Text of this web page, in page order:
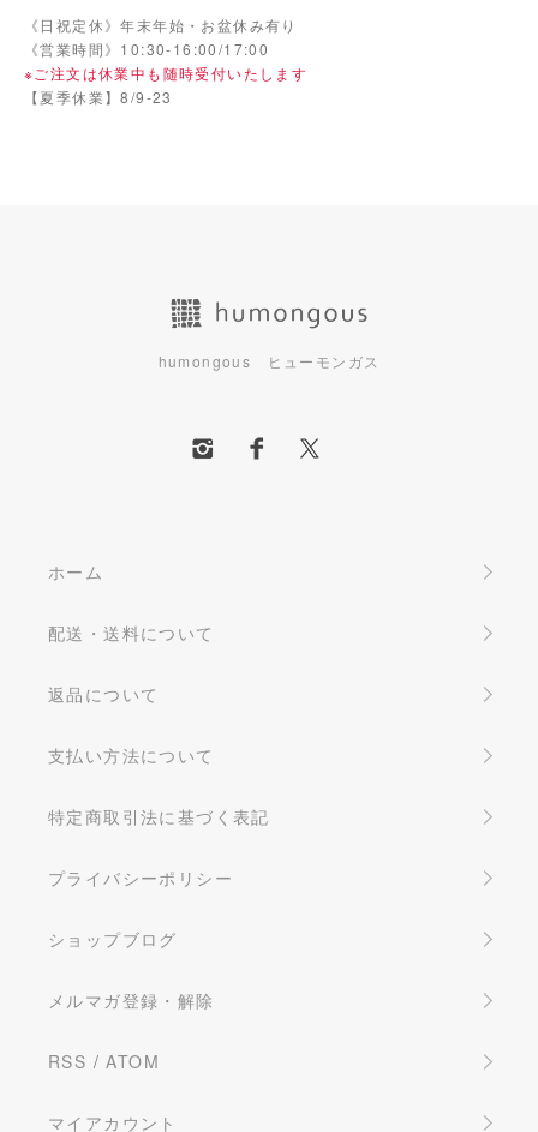
《日祝定休》年末年始・お盆休み有り
《営業時間》10:30-16:00/17:00
※ご注文は休業中も随時受付いたします
【夏季休業】8/9-23
humongous ヒューモンガス
ホーム
配送・送料について
返品について
支払い方法について
特定商取引法に基づく表記
プライバシーポリシー
ショップブログ
メルマガ登録・解除
RSS /ATOM
マイアカウント